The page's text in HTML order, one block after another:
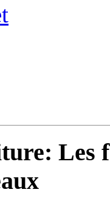
Les